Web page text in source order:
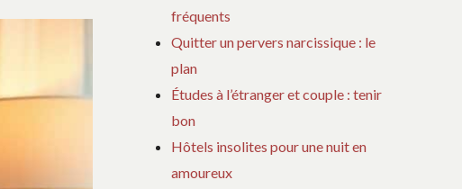
fréquents
Quitter un pervers narcissique : le
plan
Études à l’étranger et couple : tenir
bon
Hôtels insolites pour une nuit en
amoureux